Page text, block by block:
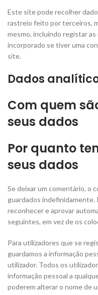
Este site pode recolher
rastreio feito por terceiros,
mesmo, incluindo registar
incorporado se tiver uma
site.
Dados
Com quem
seus dados
Por quanto
seus dados
Se deixar um comentário, o
guardados
reconhecer e aprovar
seguintes, em vez de os
Para utilizadores que se
guardamos a informação
utilizador. Todos os
informação pessoal a
poderem alterar o nome de